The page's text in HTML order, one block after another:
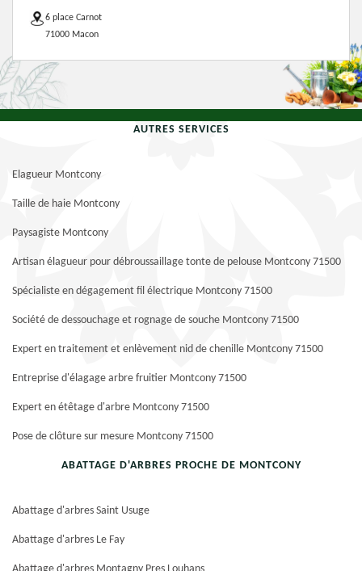
6 place Carnot
71000 Macon
AUTRES SERVICES
Elagueur Montcony
Taille de haie Montcony
Paysagiste Montcony
Artisan élagueur pour débroussaillage tonte de pelouse Montcony 71500
Spécialiste en dégagement fil électrique Montcony 71500
Société de dessouchage et rognage de souche Montcony 71500
Expert en traitement et enlèvement nid de chenille Montcony 71500
Entreprise d'élagage arbre fruitier Montcony 71500
Expert en étêtage d'arbre Montcony 71500
Pose de clôture sur mesure Montcony 71500
ABATTAGE D'ARBRES PROCHE DE MONTCONY
Abattage d'arbres Saint Usuge
Abattage d'arbres Le Fay